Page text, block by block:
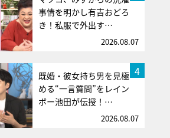
事情を明かし有吉おどろ
き！私服で外出す…
2026.08.07
4
既婚・彼女持ち男を見極
める“一言質問”をレイン
ボー池田が伝授！…
2026.08.07